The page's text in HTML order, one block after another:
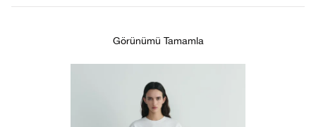
Görünümü Tamamla